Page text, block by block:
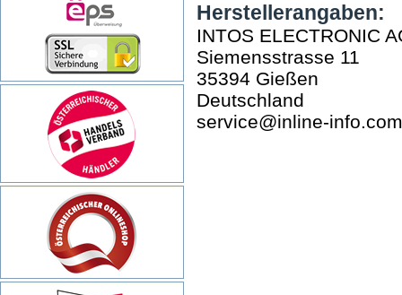
Herstellerangaben:
INTOS ELECTRONIC
Siemensstrasse 11
35394 Gießen
Deutschland
service@inline-info.com